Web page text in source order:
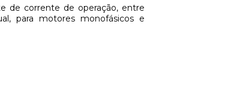
de corrente de operação, entre
para motores monofásicos e